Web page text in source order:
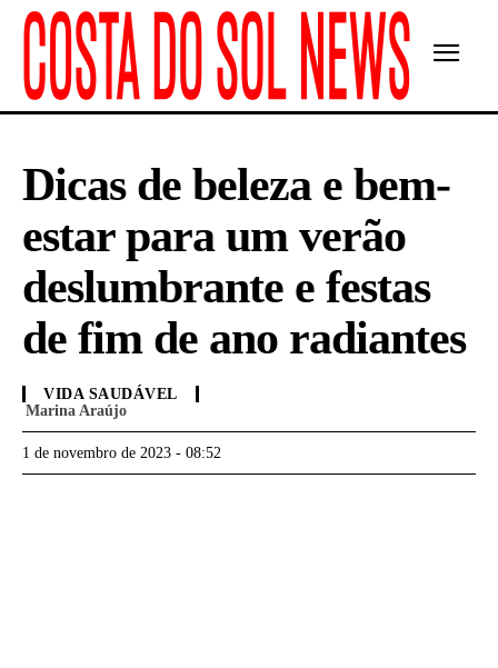
Dicas de beleza e bem-
estar para um verão
deslumbrante e festas
de fim de ano radiantes
VIDA SAUDÁVEL
Marina Araújo
1 de novembro de 2023 - 08:52